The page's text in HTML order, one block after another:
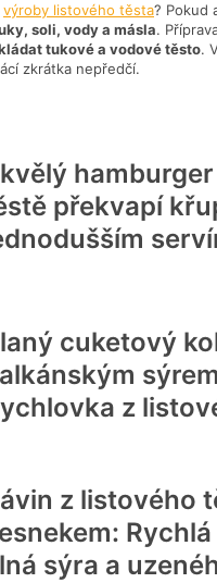
výroby listového těsta? Pokud
soli, vody a másla.
tukové a vodové těsto.
zkrátka nepředčí.
překvapí
cuketový
z
z listového
sýra a